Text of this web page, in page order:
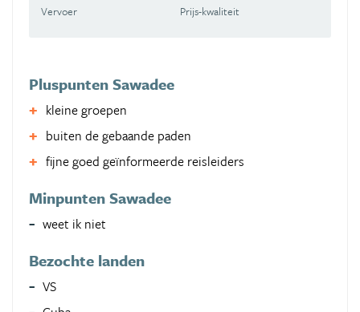
Vervoer Prijs-kwaliteit
Pluspunten Sawadee
kleine groepen
buiten de gebaande paden
fijne goed geïnformeerde reisleiders
Minpunten Sawadee
weet ik niet
Bezochte landen
VS